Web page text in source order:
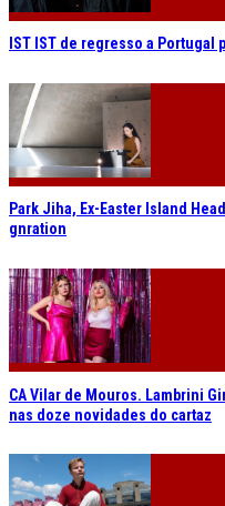
IST IST de regresso a
Park Jiha, Ex-Easter Island
gnration
CA Vilar de Mouros. Lambrini
nas doze novidades do cartaz